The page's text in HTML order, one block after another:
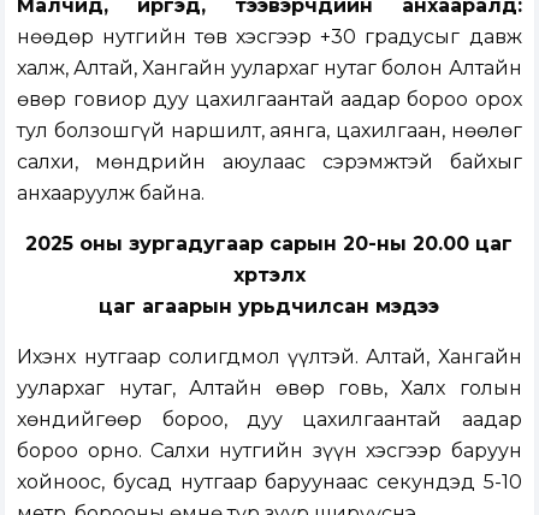
Малчид, иргэд, тээвэрчдийн анхааралд:
Өнөөдөр нутгийн төв хэсгээр +30 градусыг давж
халж, Алтай, Хангайн уулархаг нутаг болон Алтайн
өвөр говиор дуу цахилгаантай аадар бороо орох
тул болзошгүй наршилт, аянга, цахилгаан, нөөлөг
салхи, мөндрийн аюулаас сэрэмжтэй байхыг
анхааруулж байна.
2025 оны зургадугаар сарын 20-ны 20.00 цаг
хүртэлх
цаг агаарын урьдчилсан мэдээ
Ихэнх нутгаар солигдмол үүлтэй. Алтай, Хангайн
уулархаг нутаг, Алтайн өвөр говь, Халх голын
хөндийгөөр бороо, дуу цахилгаантай аадар
бороо орно. Салхи нутгийн зүүн хэсгээр баруун
хойноос, бусад нутгаар баруунаас секундэд 5-10